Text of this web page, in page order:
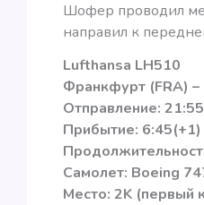
Шофер проводил
направил к
Lufthansa LH510
Франкфурт (FRA) –
Отправление: 21:55
Прибытие: 6:45(+1)
Самолет: Boeing
Место: 2K (первый